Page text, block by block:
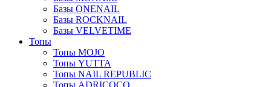
Базы ONENAIL
Базы ROCKNAIL
Базы VELVETIME
Топы
Топы MOJO
Топы YUTTA
Топы NAIL REPUBLIC
Топы ADRICOCO